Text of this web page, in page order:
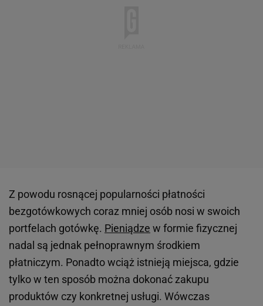
Z powodu rosnącej popularności płatności
bezgotówkowych coraz mniej osób nosi w swoich
portfelach gotówkę. Pieniądze w formie fizycznej
nadal są jednak pełnoprawnym środkiem
płatniczym. Ponadto wciąż istnieją miejsca, gdzie
tylko w ten sposób można dokonać zakupu
produktów czy konkretnej usługi. Wówczas